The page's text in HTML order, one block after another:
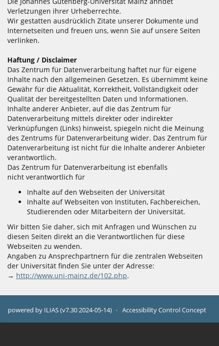
Verletzungen ihrer Urheberrechte.
Wir gestatten ausdrücklich Zitate unserer Dokumente und
Internetseiten und freuen uns, wenn Sie auf unsere Seiten
verlinken.
Haftung / Disclaimer
Das Zentrum für Datenverarbeitung haftet nur für eigene
Inhalte nach den allgemeinen Gesetzen. Es übernimmt keine
Gewähr für die Aktualität, Korrektheit, Vollständigkeit oder
Qualität der bereitgestellten Daten und Informationen.
Inhalte anderer Anbieter, auf die das Zentrum für
Datenverarbeitung mittels direkter oder indirekter
Verknüpfungen (Links) hinweist, spiegeln nicht die Meinung
des Zentrums für Datenverarbeitung wider. Das Zentrum für
Datenverarbeitung ist nicht für die Inhalte anderer Anbieter
verantwortlich.
Das Zentrum für Datenverarbeitung ist ebenfalls
nicht verantwortlich für
Inhalte auf den Webseiten der Universität
Inhalte auf Webseiten von Instituten, Fachbereichen,
Studierenden oder Mitarbeitern der Universität.
Wir bitten Sie daher, sich mit Anfragen und Wünschen zu
diesen Seiten direkt an die Verantwortlichen für diese
Webseiten zu wenden.
Angaben zu Ansprechpartnern für die zentralen Webseiten
der Universität finden Sie unter der Adresse:
→ http://www.uni-mainz.de/102.php.
powered by ILIAS (v7.30 2024-05-14) Accessibility Control Concept